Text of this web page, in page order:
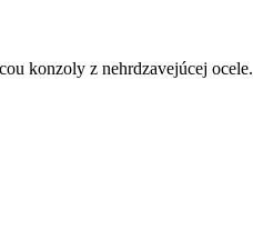
konzoly z nehrdzavejúcej ocele.